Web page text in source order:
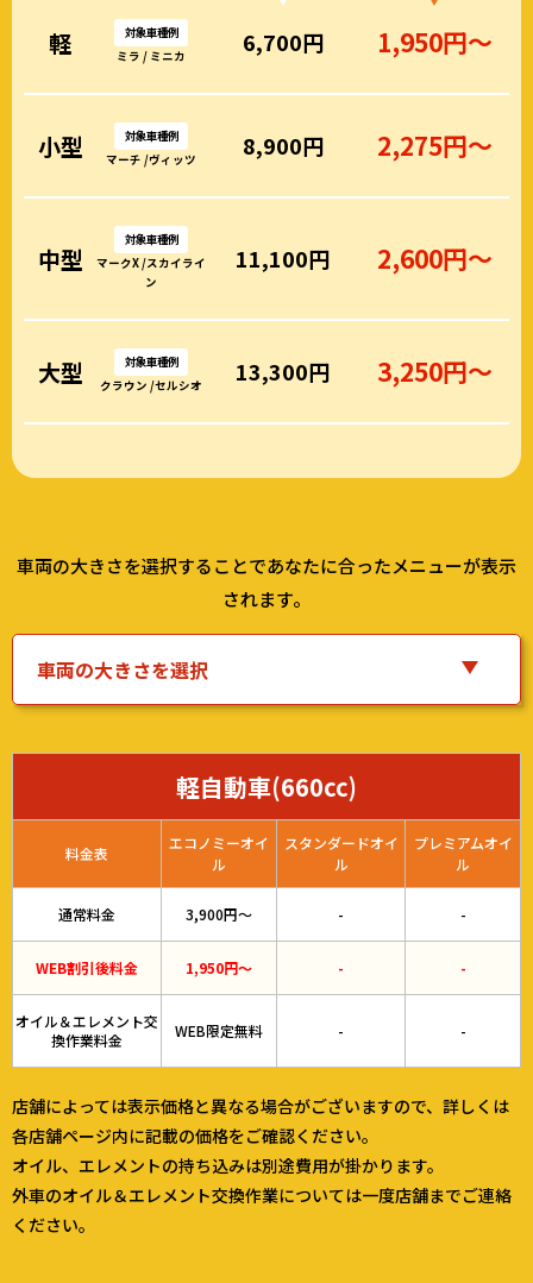
軽
対象車種例
ミラ / ミニカ
6,700円 1,950円～
小型
対象車種例
マーチ /ヴィッツ
8,900円 2,275円～
中型
対象車種例
マークX /スカイライ
ン
11,100円 2,600円～
大型
対象車種例
クラウン /セルシオ
13,300円 3,250円～
車両の大きさを選択することであなたに合ったメニューが表示
されます。
軽自動車(660cc)
料金表
エコノミーオイ
ル
スタンダードオイ
ル
プレミアムオイ
ル
通常料金 3,900円～ - -
WEB割引後料金 1,950円～ - -
オイル＆エレメント交
換作業料金
WEB限定無料 - -
店舗によっては表示価格と異なる場合がございますので、詳しくは
各店舗ページ内に記載の価格をご確認ください。
オイル、エレメントの持ち込みは別途費用が掛かります。
外車のオイル＆エレメント交換作業については一度店舗までご連絡
ください。